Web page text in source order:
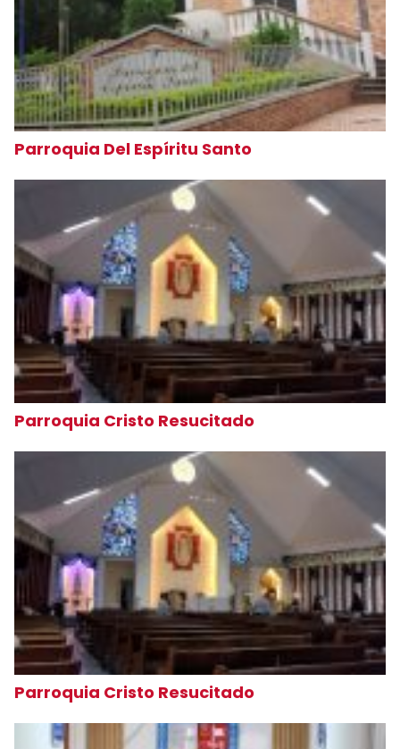
Parroquia Del Espíritu Santo
Parroquia Cristo Resucitado
Parroquia Cristo Resucitado